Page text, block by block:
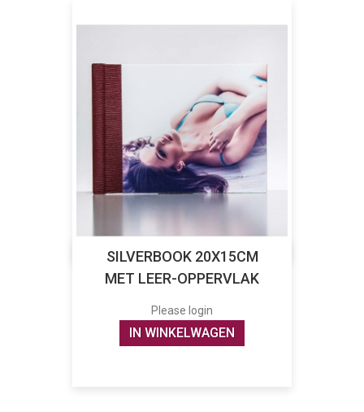
SILVERBOOK 20X15CM
MET LEER-OPPERVLAK
Please login
IN WINKELWAGEN